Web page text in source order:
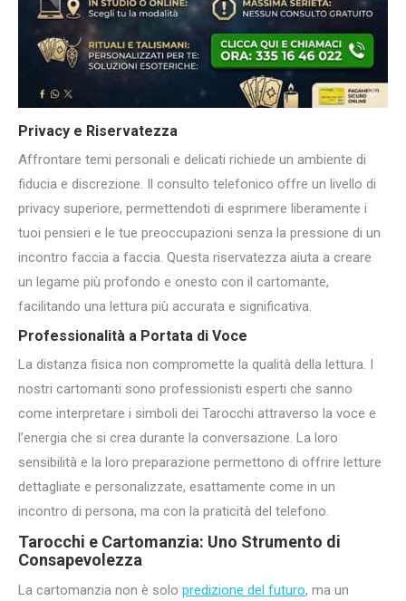
Privacy e Riservatezza
Affrontare temi personali e delicati richiede un ambiente di
fiducia e discrezione. Il consulto telefonico offre un livello di
privacy superiore, permettendoti di esprimere liberamente i
tuoi pensieri e le tue preoccupazioni senza la pressione di un
incontro faccia a faccia. Questa riservatezza aiuta a creare
un legame più profondo e onesto con il cartomante,
facilitando una lettura più accurata e significativa.
Professionalità a Portata di Voce
La distanza fisica non compromette la qualità della lettura. I
nostri cartomanti sono professionisti esperti che sanno
come interpretare i simboli dei Tarocchi attraverso la voce e
l’energia che si crea durante la conversazione. La loro
sensibilità e la loro preparazione permettono di offrire letture
dettagliate e personalizzate, esattamente come in un
incontro di persona, ma con la praticità del telefono.
Tarocchi e Cartomanzia: Uno Strumento di
Consapevolezza
La cartomanzia non è solo predizione del futuro, ma un